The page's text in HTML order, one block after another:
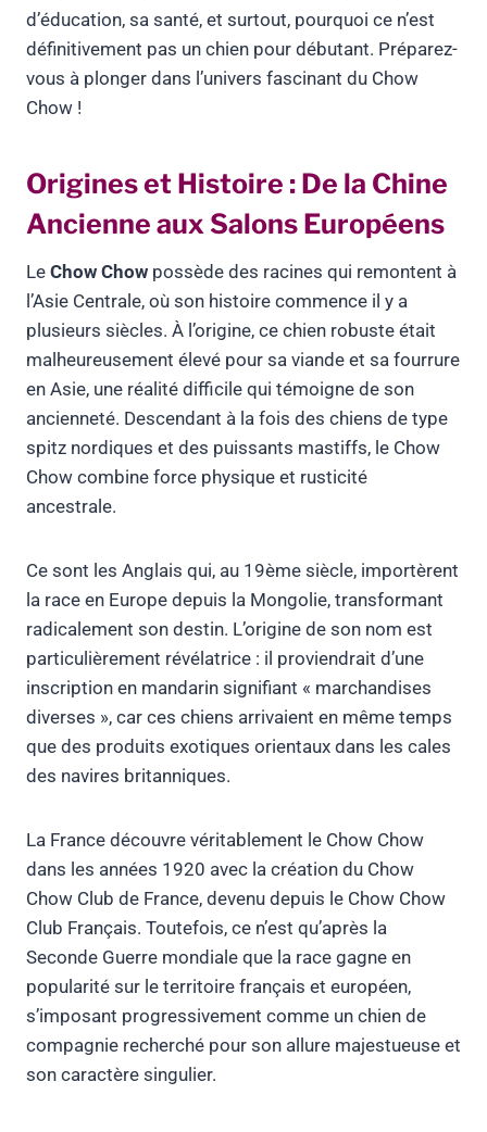
d’éducation, sa santé, et surtout, pourquoi ce n’est
définitivement pas un chien pour débutant. Préparez-
vous à plonger dans l’univers fascinant du Chow
Chow !
Origines et Histoire : De la Chine
Ancienne aux Salons Européens
Le Chow Chow possède des racines qui remontent à
l’Asie Centrale, où son histoire commence il y a
plusieurs siècles. À l’origine, ce chien robuste était
malheureusement élevé pour sa viande et sa fourrure
en Asie, une réalité difficile qui témoigne de son
ancienneté. Descendant à la fois des chiens de type
spitz nordiques et des puissants mastiffs, le Chow
Chow combine force physique et rusticité
ancestrale.
Ce sont les Anglais qui, au 19ème siècle, importèrent
la race en Europe depuis la Mongolie, transformant
radicalement son destin. L’origine de son nom est
particulièrement révélatrice : il proviendrait d’une
inscription en mandarin signifiant « marchandises
diverses », car ces chiens arrivaient en même temps
que des produits exotiques orientaux dans les cales
des navires britanniques.
La France découvre véritablement le Chow Chow
dans les années 1920 avec la création du Chow
Chow Club de France, devenu depuis le Chow Chow
Club Français. Toutefois, ce n’est qu’après la
Seconde Guerre mondiale que la race gagne en
popularité sur le territoire français et européen,
s’imposant progressivement comme un chien de
compagnie recherché pour son allure majestueuse et
son caractère singulier.